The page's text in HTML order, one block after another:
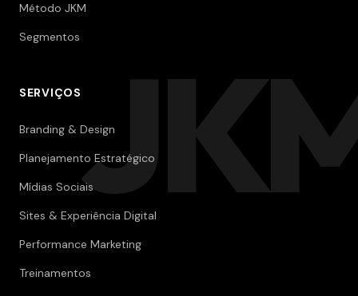
Método JKM
Segmentos
SERVIÇOS
Branding & Design
Planejamento Estratégico
Mídias Sociais
Sites & Experiência Digital
Performance Marketing
Treinamentos